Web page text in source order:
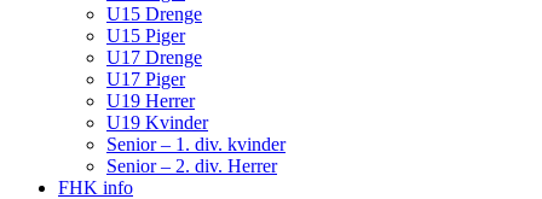
U15 Drenge
U15 Piger
U17 Drenge
U17 Piger
U19 Herrer
U19 Kvinder
Senior – 1. div. kvinder
Senior – 2. div. Herrer
FHK info